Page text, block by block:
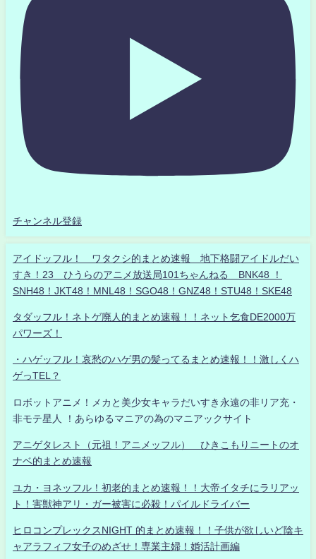
チャンネル登録
アイドッフル！ ワタクシ的まとめ速報 地下格闘アイドルだい
すき！23 ひうらのアニメ放送局101ちゃんねる BNK48 ！
SNH48！JKT48！MNL48！SGO48！GNZ48！STU48！SKE48
タダッフル！ネトゲ廃人的まとめ速報！！ネット乞食DE2000万
パワーズ！
・ハゲッフル！哀愁のハゲ男の髪ってるまとめ速報！！激しくハ
ゲっTEL？
ロボットアニメ！メカと美少女キャラだいすき永遠の非リア充・
非モテ星人 ！あらゆるマニアの為のマニアックサイト
アニゲタレスト（元祖！アニメッフル） ひきこもりニートのオ
ナベ的まとめ速報
ユカ・ヨネッフル！初老的まとめ速報！！大帝イタチにラリアッ
ト！害獣神アリ・ガー被害に必殺！パイルドライバー
ヒロコンプレックスNIGHT 的まとめ速報！！子供が欲しいど陰キ
ャアラフィフ女子のめざせ！専業主婦！婚活計画編